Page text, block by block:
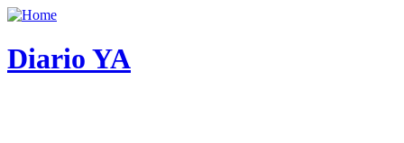
Diario YA